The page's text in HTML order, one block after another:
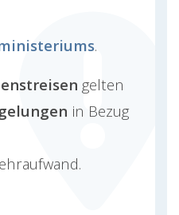
.
gelten
in Bezug